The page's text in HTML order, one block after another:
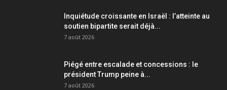
Inquiétude croissante en Israël : l’atteinte au
soutien bipartite serait déjà...
7 août 2026
Piégé entre escalade et concessions : le
président Trump peine à...
7 août 2026